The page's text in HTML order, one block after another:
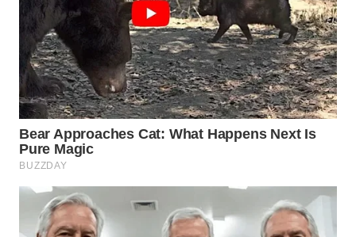
TIMUR
WN
SEMARANG
WN
SOLO
WN
BOROBUDUR
WN